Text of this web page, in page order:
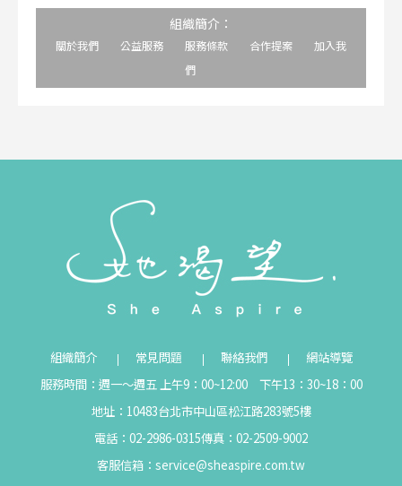
組織簡介：
關於我們 公益服務 服務條款 合作提案
加入我
們
組織簡介 常見問題 聯絡我們
網站導覽
服務時間：週一～週五 上午9：00~12:00 下午13：30~18：00
地址：10483台北市中山區松江路283號5樓
電話：02-2986-0315傳真：02-2509-9002
客服信箱： service@sheaspire.com.tw